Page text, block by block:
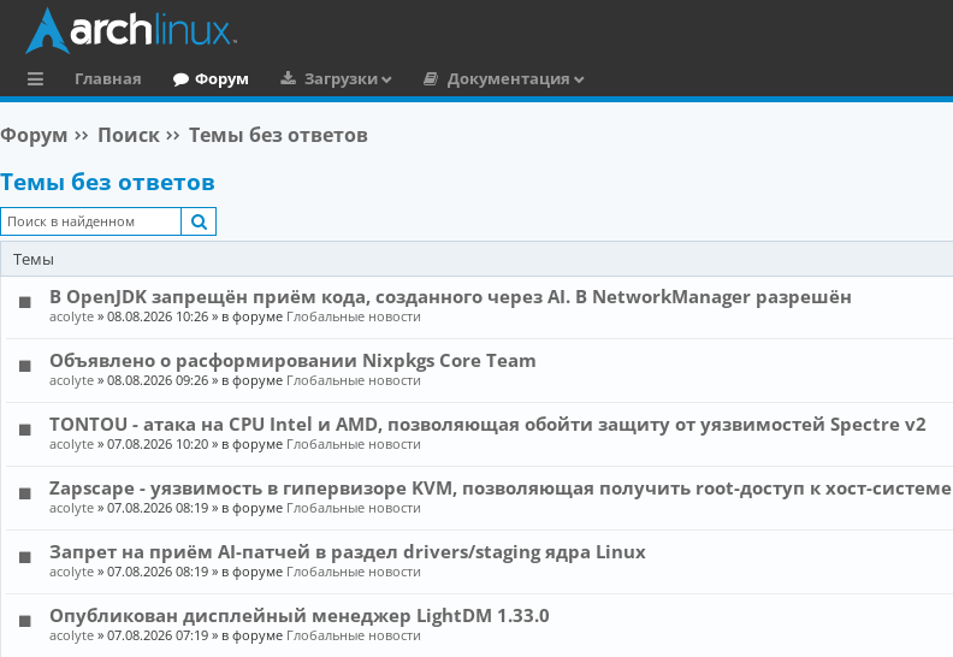
ы
л
к
и
Главная Форум Загрузки
Документация
Форум Поиск Темы без ответов
Темы без ответов
Темы
В OpenJDK запрещён приём кода, созданного через AI. В NetworkManager разрешён
acolyte » 08.08.2026 10:26 » в форуме Глобальные новости
Объявлено о расформировании Nixpkgs Core Team
acolyte » 08.08.2026 09:26 » в форуме Глобальные новости
TONTOU - атака на CPU Intel и AMD, позволяющая обойти защиту от уязвимостей Spectre v2
acolyte » 07.08.2026 10:20 » в форуме Глобальные новости
Zapscape - уязвимость в гипервизоре KVM, позволяющая получить root-доступ к хост-системе
acolyte » 07.08.2026 08:19 » в форуме Глобальные новости
Запрет на приём AI-патчей в раздел drivers/staging ядра Linux
acolyte » 07.08.2026 08:19 » в форуме Глобальные новости
Опубликован дисплейный менеджер LightDM 1.33.0
acolyte » 07.08.2026 07:19 » в форуме Глобальные новости